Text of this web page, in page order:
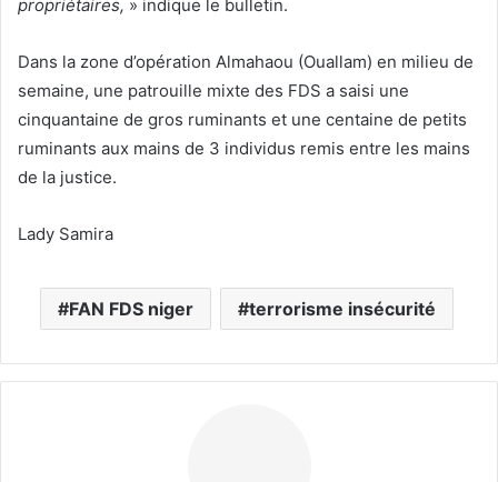
propriétaires, » indique le bulletin.
Dans la zone d’opération Almahaou (Ouallam) en milieu de
semaine, une patrouille mixte des FDS a saisi une
cinquantaine de gros ruminants et une centaine de petits
ruminants aux mains de 3 individus remis entre les mains
de la justice.
Lady Samira
FAN FDS niger terrorisme insécurité